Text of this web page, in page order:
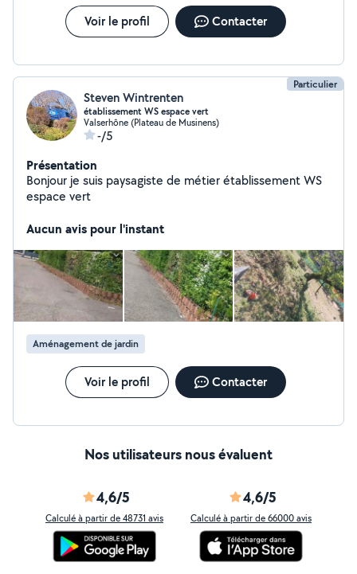
Voir le profil Contacter
Particulier
Steven Wintrenten
établissement WS espace vert
Valserhône (Plateau de Musinens)
-/5
Présentation
Bonjour je suis paysagiste de métier établissement WS
espace vert
Aucun avis pour l'instant
Aménagement de jardin
Voir le profil Contacter
Nos utilisateurs nous évaluent
4,6/5
Calculé à partir de 48731 avis
4,6/5
Calculé à partir de 66000 avis